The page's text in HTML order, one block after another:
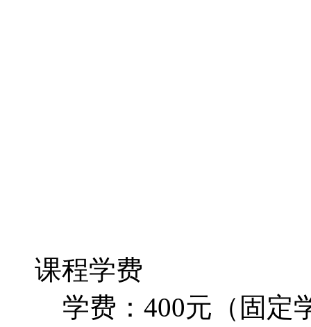
课程学费
学费：400元（固定